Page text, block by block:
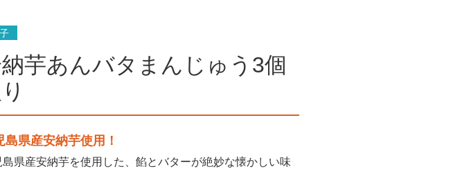
芋あんバタまんじゅう3個
島県産安納芋使用！
島県産安納芋を使用した、餡とバターが絶妙な懐かしい味